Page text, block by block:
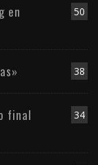
50
en
38
34
final